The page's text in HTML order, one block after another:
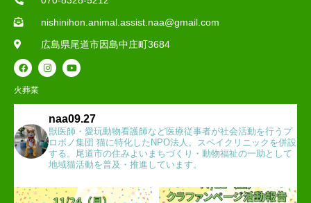
nishinihon.animal.assist.naa@gmail.com
広島県尾道市因島中庄町3684
火葬業
naa09.27
獣医師・愛玩動物看護師など医療従事者が社会活動を行うプ
ロボノ集団 猫に特化したNPO法人。スペイクリニックを併設
する。尾道市の住みよいまちづくり・動物福祉の一助として
地域猫活動を普及・推進しています。